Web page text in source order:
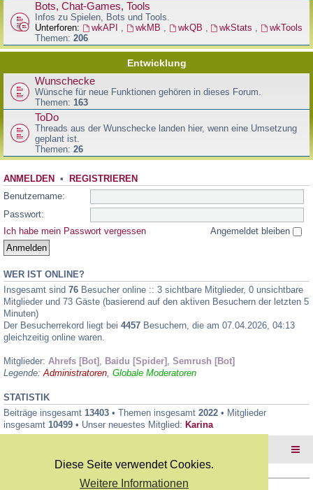
Diese Seite verwendet Cookies.
Weitere Informationen
Bots, Chat-Games, Tools
Infos zu Spielen, Bots und Tools.
Unterforen:
wkAPI , wkMB , wkQB , wkStats ,
wkTools
Themen: 206
Entwicklung
Wunschecke
Wünsche für neue Funktionen gehören in dieses Forum.
Themen: 163
ToDo
Threads aus der Wunschecke landen hier, wenn eine Umsetzung
geplant ist.
Themen: 26
ANMELDEN • REGISTRIEREN
Benutzername:
Passwort:
Ich habe mein Passwort vergessen
Angemeldet bleiben
WER IST ONLINE?
Insgesamt sind 76 Besucher online :: 3 sichtbare Mitglieder, 0 unsichtbare
Mitglieder und 73 Gäste (basierend auf den aktiven Besuchern der letzten 5
Minuten)
Der Besucherrekord liegt bei 4457 Besuchern, die am 07.04.2026, 04:13
gleichzeitig online waren.
Mitglieder: Ahrefs [Bot] , Baidu [Spider] , Semrush [Bot]
Legende:Administratoren, Globale Moderatoren
STATISTIK
Beiträge insgesamt 13403 • Themen insgesamt 2022 • Mitglieder
insgesamt 10499 • Unser neuestes Mitglied: Karina